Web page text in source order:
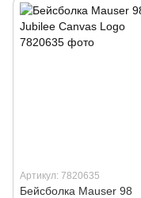
Артикул: 7820635
Бейсболка Mauser 98